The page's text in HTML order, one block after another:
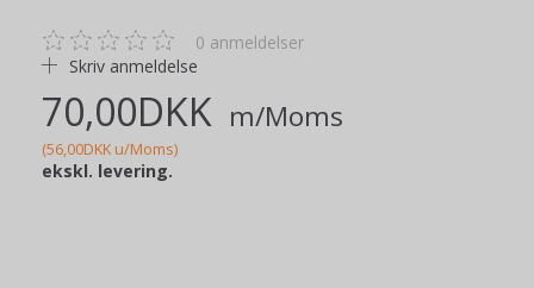
0 anmeldelser
Skriv anmeldelse
70,00DKK m/Moms
(56,00DKK u/Moms)
ekskl. levering.